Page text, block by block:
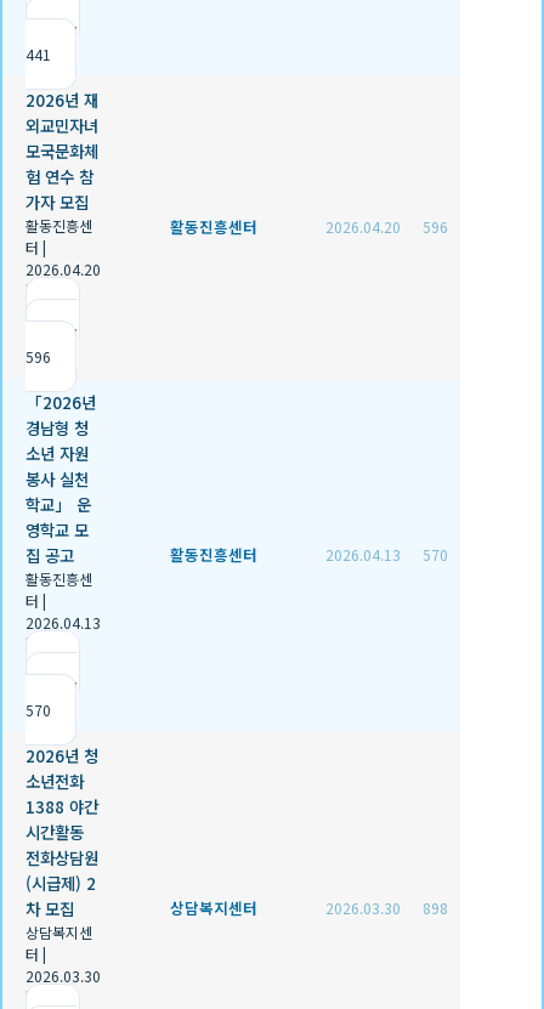
조회
441
2026년 재
외교민자녀
모국문화체
험 연수 참
가자 모집
활동진흥센
터 |
2026.04.20
|
조회
596
활동진흥센터 2026.04.20 596
「2026년
경남형 청
소년 자원
봉사 실천
학교」 운
영학교 모
집 공고
활동진흥센
터 |
2026.04.13
|
조회
570
활동진흥센터 2026.04.13 570
2026년 청
소년전화
1388 야간
시간활동
전화상담원
(시급제) 2
차 모집
상담복지센
터 |
2026.03.30
|
상담복지센터 2026.03.30 898